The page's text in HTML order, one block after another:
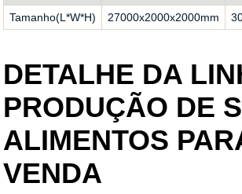
Tamanho(L*W*H)
27000x2000x2000mm
DETALHE DA
PRODUÇÃO DE
ALIMENTOS
VENDA